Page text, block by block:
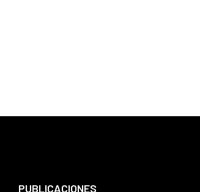
PUBLICACIONES